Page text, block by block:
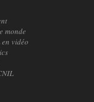
monde
vidéo